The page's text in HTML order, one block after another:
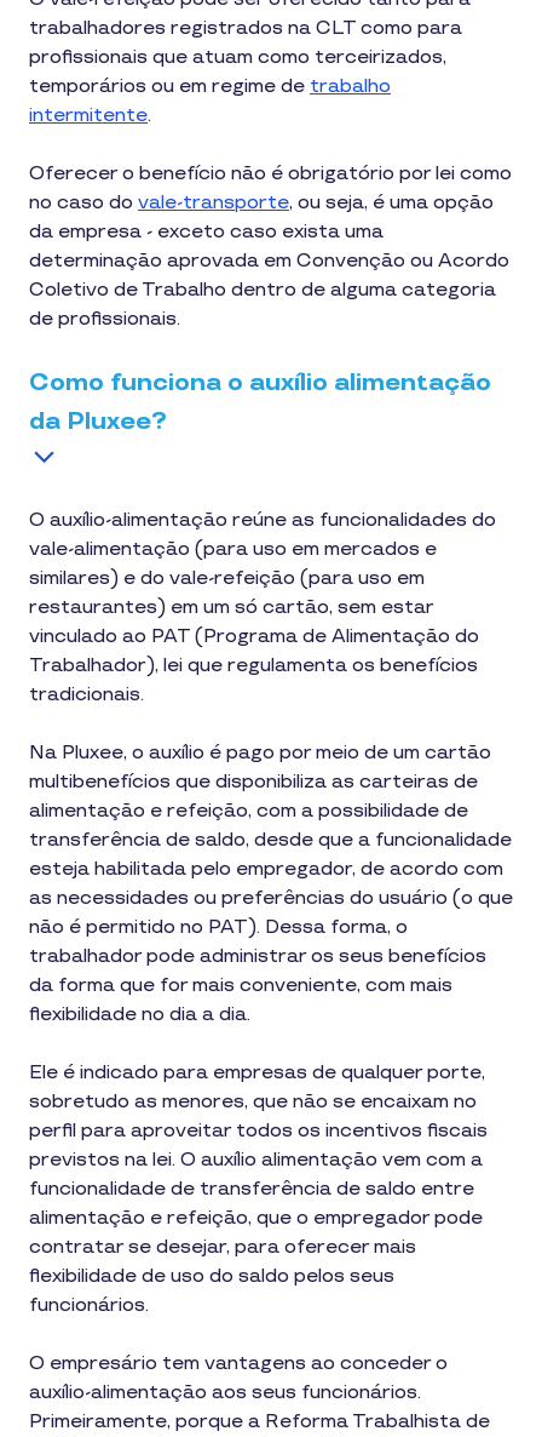
trabalhadores registrados na CLT como para
profissionais que atuam como terceirizados,
temporários ou em regime de trabalho
intermitente.
Oferecer o benefício não é obrigatório por lei como
no caso do vale-transporte, ou seja, é uma opção
da empresa - exceto caso exista uma
determinação aprovada em Convenção ou Acordo
Coletivo de Trabalho dentro de alguma categoria
de profissionais.
Como funciona o auxílio alimentação
da Pluxee?
O auxílio-alimentação reúne as funcionalidades do
vale-alimentação (para uso em mercados e
similares) e do vale-refeição (para uso em
restaurantes) em um só cartão, sem estar
vinculado ao PAT (Programa de Alimentação do
Trabalhador), lei que regulamenta os benefícios
tradicionais.
Na Pluxee, o auxílio é pago por meio de um cartão
multibenefícios que disponibiliza as carteiras de
alimentação e refeição, com a possibilidade de
transferência de saldo, desde que a funcionalidade
esteja habilitada pelo empregador, de acordo com
as necessidades ou preferências do usuário (o que
não é permitido no PAT). Dessa forma, o
trabalhador pode administrar os seus benefícios
da forma que for mais conveniente, com mais
flexibilidade no dia a dia.
Ele é indicado para empresas de qualquer porte,
sobretudo as menores, que não se encaixam no
perfil para aproveitar todos os incentivos fiscais
previstos na lei. O auxílio alimentação vem com a
funcionalidade de transferência de saldo entre
alimentação e refeição, que o empregador pode
contratar se desejar, para oferecer mais
flexibilidade de uso do saldo pelos seus
funcionários.
O empresário tem vantagens ao conceder o
auxílio-alimentação aos seus funcionários.
Primeiramente, porque a Reforma Trabalhista de